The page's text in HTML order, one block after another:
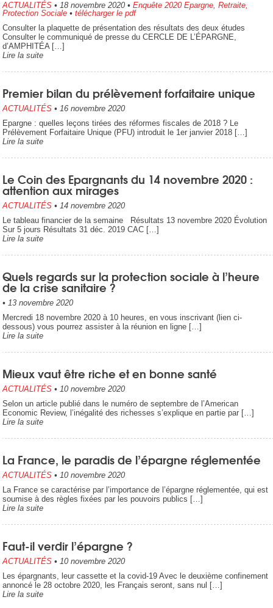
ACTUALITÉS • 18 novembre 2020• Enquête 2020 Epargne, Retraite,
Protection Sociale • télécharger le pdf
Consulter la plaquette de présentation des résultats des deux études
Consulter le communiqué de presse du CERCLE DE L’ÉPARGNE,
d’AMPHITÉA […]
Lire la suite
Premier bilan du prélèvement forfaitaire unique
ACTUALITÉS • 16 novembre 2020
Epargne : quelles leçons tirées des réformes fiscales de 2018 ? Le
Prélèvement Forfaitaire Unique (PFU) introduit le 1er janvier 2018 […]
Lire la suite
Le Coin des Epargnants du 14 novembre 2020 :
attention aux mirages
ACTUALITÉS • 14 novembre 2020
Le tableau financier de la semaine Résultats 13 novembre 2020 Évolution
Sur 5 jours Résultats 31 déc. 2019 CAC […]
Lire la suite
Quels regards sur la protection sociale à l’heure
de la crise sanitaire ?
• 13 novembre 2020
Mercredi 18 novembre 2020 à 10 heures, en vous inscrivant (lien ci-
dessous) vous pourrez assister à la réunion en ligne […]
Lire la suite
Mieux vaut être riche et en bonne santé
ACTUALITÉS • 10 novembre 2020
Selon un article publié dans le numéro de septembre de l’American
Economic Review, l’inégalité des richesses s’explique en partie par […]
Lire la suite
La France, le paradis de l’épargne réglementée
ACTUALITÉS • 10 novembre 2020
La France se caractérise par l’importance de l’épargne réglementée, qui est
soumise à des règles fixées par les pouvoirs publics […]
Lire la suite
Faut-il verdir l’épargne ?
ACTUALITÉS • 10 novembre 2020
Les épargnants, leur cassette et la covid-19 Avec le deuxième confinement
annoncé le 28 octobre 2020, les Français seront, sans nul […]
Lire la suite